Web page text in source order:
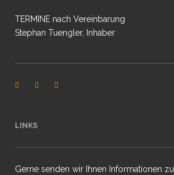
TERMINE nach Vereinbarung
Stephan Tuengler, Inhaber
LINKS
Gerne senden wir Ihnen Informationen zu.